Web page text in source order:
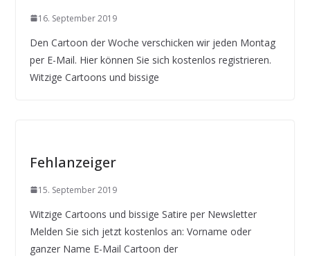
16. September 2019
Den Cartoon der Woche verschicken wir jeden Montag
per E-Mail. Hier können Sie sich kostenlos registrieren.
Witzige Cartoons und bissige
Fehlanzeiger
15. September 2019
Witzige Cartoons und bissige Satire per Newsletter
Melden Sie sich jetzt kostenlos an: Vorname oder
ganzer Name E-Mail Cartoon der